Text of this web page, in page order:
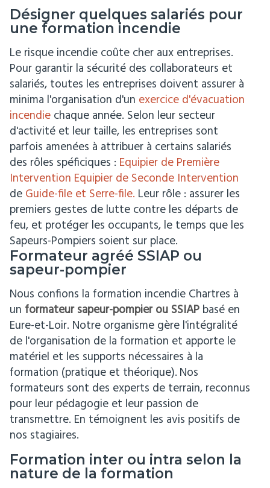
Désigner quelques salariés pour
une formation incendie
Le risque incendie coûte cher aux entreprises.
Pour garantir la sécurité des collaborateurs et
salariés, toutes les entreprises doivent assurer à
minima l'organisation d'un exercice d'évacuation
incendie chaque année. Selon leur secteur
d'activité et leur taille, les entreprises sont
parfois amenées à attribuer à certains salariés
des rôles spéficiques : Equipier de Première
Intervention Equipier de Seconde Intervention
de Guide-file et Serre-file. Leur rôle : assurer les
premiers gestes de lutte contre les départs de
feu, et protéger les occupants, le temps que les
Sapeurs-Pompiers soient sur place.
Formateur agréé SSIAP ou
sapeur-pompier
Nous confions la formation incendie Chartres à
un formateur sapeur-pompier ou SSIAP basé en
Eure-et-Loir. Notre organisme gère l'intégralité
de l'organisation de la formation et apporte le
matériel et les supports nécessaires à la
formation (pratique et théorique). Nos
formateurs sont des experts de terrain, reconnus
pour leur pédagogie et leur passion de
transmettre. En témoignent les avis positifs de
nos stagiaires.
Formation inter ou intra selon la
nature de la formation